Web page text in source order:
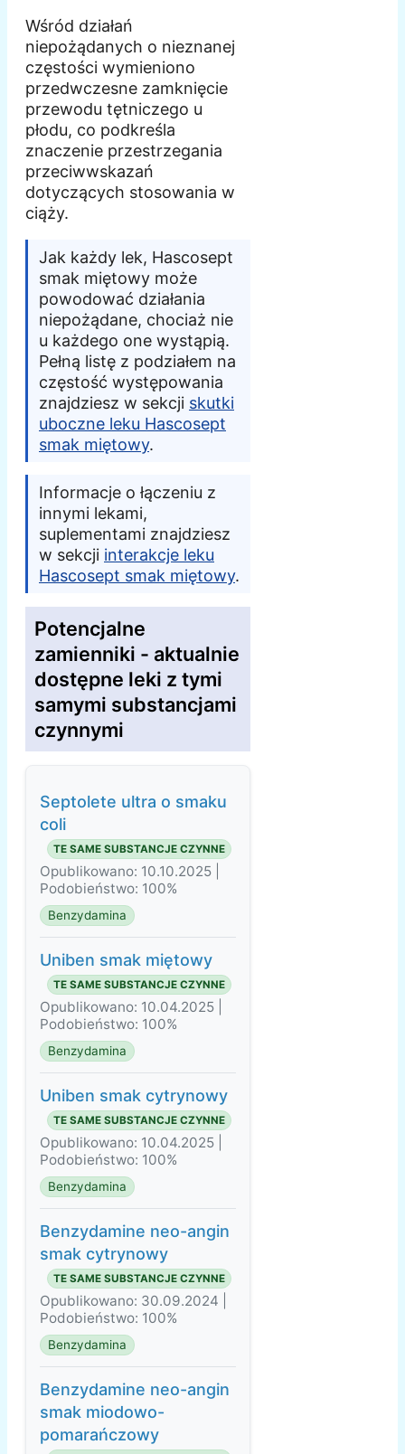
Wśród działań
niepożądanych o nieznanej
częstości wymieniono
przedwczesne zamknięcie
przewodu tętniczego u
płodu, co podkreśla
znaczenie przestrzegania
przeciwwskazań
dotyczących stosowania w
ciąży.
Jak każdy lek, Hascosept
smak miętowy może
powodować działania
niepożądane, chociaż nie
u każdego one wystąpią.
Pełną listę z podziałem na
częstość występowania
znajdziesz w sekcji skutki
uboczne leku Hascosept
smak miętowy.
Informacje o łączeniu z
innymi lekami,
suplementami znajdziesz
w sekcji interakcje leku
Hascosept smak miętowy.
Potencjalne
zamienniki - aktualnie
dostępne leki z tymi
samymi substancjami
czynnymi
Septolete ultra o smaku
coli
TE SAME SUBSTANCJE CZYNNE
Opublikowano: 10.10.2025 |
Podobieństwo: 100%
Benzydamina
Uniben smak miętowy
TE SAME SUBSTANCJE CZYNNE
Opublikowano: 10.04.2025 |
Podobieństwo: 100%
Benzydamina
Uniben smak cytrynowy
TE SAME SUBSTANCJE CZYNNE
Opublikowano: 10.04.2025 |
Podobieństwo: 100%
Benzydamina
Benzydamine neo-angin
smak cytrynowy
TE SAME SUBSTANCJE CZYNNE
Opublikowano: 30.09.2024 |
Podobieństwo: 100%
Benzydamina
Benzydamine neo-angin
smak miodowo-
pomarańczowy